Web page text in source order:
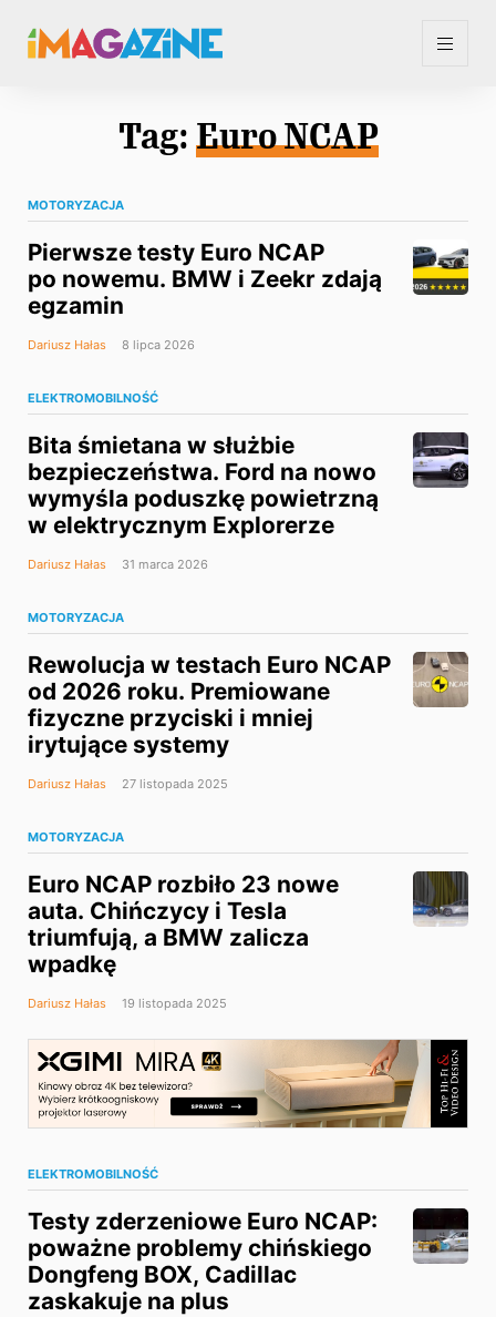
Tag: Euro NCAP
MOTORYZACJA
Pierwsze testy Euro NCAP
po nowemu. BMW i Zeekr zdają
egzamin
Dariusz Hałas 8 lipca 2026
ELEKTROMOBILNOŚĆ
Bita śmietana w służbie
bezpieczeństwa. Ford na nowo
wymyśla poduszkę powietrzną
w elektrycznym Explorerze
Dariusz Hałas 31 marca 2026
MOTORYZACJA
Rewolucja w testach Euro NCAP
od 2026 roku. Premiowane
fizyczne przyciski i mniej
irytujące systemy
Dariusz Hałas 27 listopada 2025
MOTORYZACJA
Euro NCAP rozbiło 23 nowe
auta. Chińczycy i Tesla
triumfują, a BMW zalicza
wpadkę
Dariusz Hałas 19 listopada 2025
ELEKTROMOBILNOŚĆ
Testy zderzeniowe Euro NCAP:
poważne problemy chińskiego
Dongfeng BOX, Cadillac
zaskakuje na plus